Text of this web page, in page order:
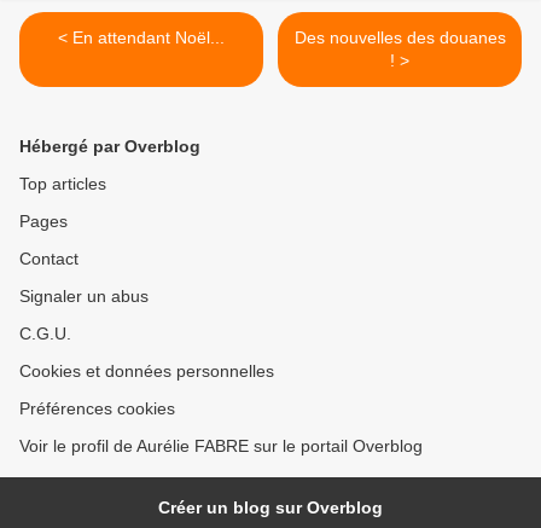
< En attendant Noël...
Des nouvelles des douanes
! >
Hébergé par Overblog
Top articles
Pages
Contact
Signaler un abus
C.G.U.
Cookies et données personnelles
Préférences cookies
Voir le profil de Aurélie FABRE sur le portail Overblog
Créer un blog sur Overblog